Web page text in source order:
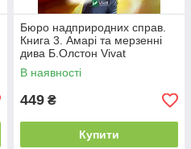
Бюро надприродних справ.
Книга 3. Амарі та мерзенні
дива Б.Олстон Vivat
В наявності
449 ₴
Купити